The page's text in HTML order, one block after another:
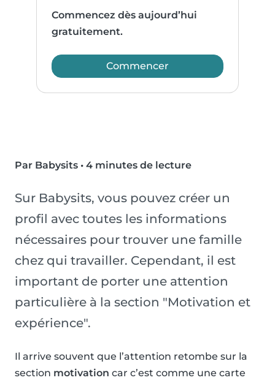
Commencez dès aujourd’hui
gratuitement.
Commencer
Par Babysits • 4 minutes de lecture
Sur Babysits, vous pouvez créer un
profil avec toutes les informations
nécessaires pour trouver une famille
chez qui travailler. Cependant, il est
important de porter une attention
particulière à la section "Motivation et
expérience".
Il arrive souvent que l’attention retombe sur la
section motivation car c’est comme une carte